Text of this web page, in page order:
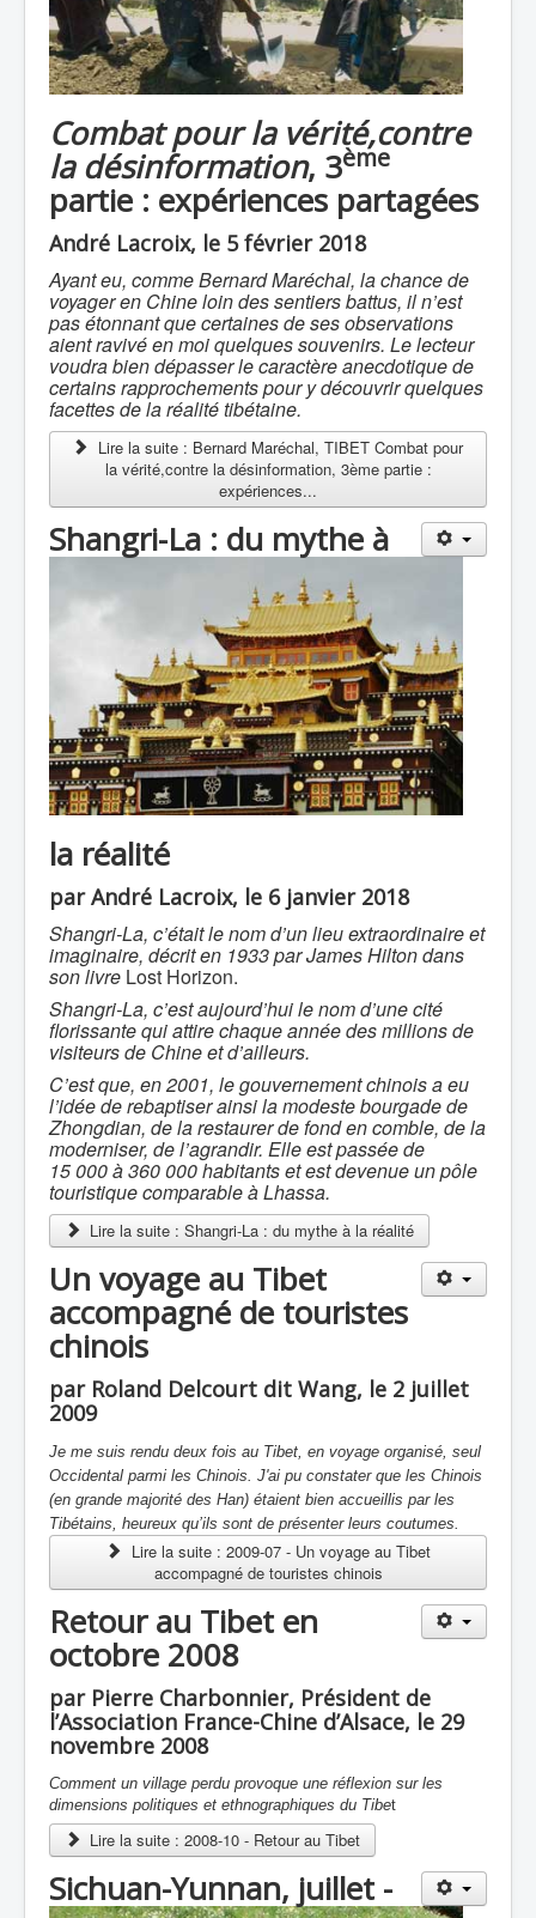
Combat pour la vérité,contre
la désinformation, 3ème
partie : expériences partagées
André Lacroix, le 5 février 2018
Ayant eu, comme Bernard Maréchal, la chance de
voyager en Chine loin des sentiers battus, il n’est
pas étonnant que certaines de ses observations
aient ravivé en moi quelques souvenirs. Le lecteur
voudra bien dépasser le caractère anecdotique de
certains rapprochements pour y découvrir quelques
facettes de la réalité tibétaine.
Lire la suite : Bernard Maréchal, TIBET Combat pour
la vérité,contre la désinformation, 3ème partie :
expériences...
Shangri-La : du mythe à
la réalité
par André Lacroix, le 6 janvier 2018
Shangri-La, c’était le nom d’un lieu extraordinaire et
imaginaire, décrit en 1933 par James Hilton dans
son livre Lost Horizon.
Shangri-La, c’est aujourd’hui le nom d’une cité
florissante qui attire chaque année des millions de
visiteurs de Chine et d’ailleurs.
C’est que, en 2001, le gouvernement chinois a eu
l’idée de rebaptiser ainsi la modeste bourgade de
Zhongdian, de la restaurer de fond en comble, de la
moderniser, de l’agrandir. Elle est passée de
15 000 à 360 000 habitants et est devenue un pôle
touristique comparable à Lhassa.
Lire la suite : Shangri-La : du mythe à la réalité
Un voyage au Tibet
accompagné de touristes
chinois
par Roland Delcourt dit Wang, le 2 juillet
2009
Je me suis rendu deux fois au Tibet, en voyage organisé, seul
Occidental parmi les Chinois. J'ai pu constater que les Chinois
(en grande majorité des Han) étaient bien accueillis par les
Tibétains, heureux qu’ils sont de présenter leurs coutumes.
Lire la suite : 2009-07 - Un voyage au Tibet
accompagné de touristes chinois
Retour au Tibet en
octobre 2008
par Pierre Charbonnier, Président de
l’Association France-Chine d’Alsace, le 29
novembre 2008
Comment un village perdu provoque une réflexion sur les
dimensions politiques et ethnographiques du Tibet
Lire la suite : 2008-10 - Retour au Tibet
Sichuan-Yunnan, juillet -